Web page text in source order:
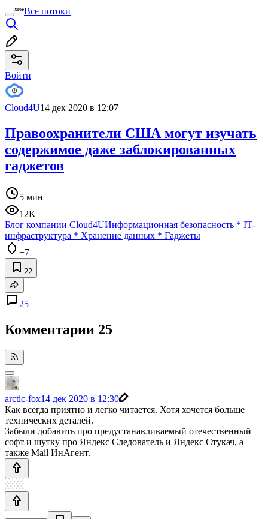
Все потоки
Войти
Cloud4U14 дек 2020 в 12:07
Правоохранители США могут изучать
содержимое даже заблокированных
гаджетов
5 мин
12K
Блог компании Cloud4UИнформационная безопасность * IT-
инфраструктура * Хранение данных * Гаджеты
+7
22
25
Комментарии 25
arctic-fox14 дек 2020 в 12:30
Как всегда приятно и легко читается. Хотя хочется больше
технических деталей.
Забыли добавить про предустанавливаемый отечественный
софт и шутку про Яндекс Следователь и Яндекс Стукач, а
также Mail ИнАгент.